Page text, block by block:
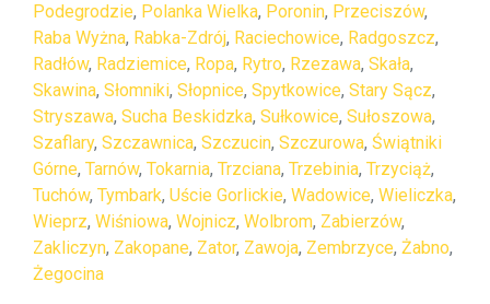
Podegrodzie, Polanka Wielka, Poronin, Przeciszów,
Raba Wyżna, Rabka-Zdrój, Raciechowice, Radgoszcz,
Radłów, Radziemice, Ropa, Rytro, Rzezawa, Skała,
Skawina, Słomniki, Słopnice, Spytkowice, Stary Sącz,
Stryszawa, Sucha Beskidzka, Sułkowice, Sułoszowa,
Szaflary, Szczawnica, Szczucin, Szczurowa, Świątniki
Górne, Tarnów, Tokarnia, Trzciana, Trzebinia, Trzyciąż,
Tuchów, Tymbark, Uście Gorlickie, Wadowice, Wieliczka,
Wieprz, Wiśniowa, Wojnicz, Wolbrom, Zabierzów,
Zakliczyn, Zakopane, Zator, Zawoja, Zembrzyce, Żabno,
Żegocina